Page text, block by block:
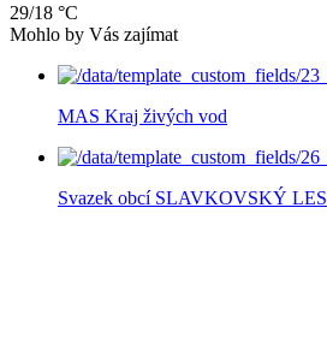
29/18 °C
Mohlo by Vás zajímat
MAS Kraj živých vod
Svazek obcí SLAVKOVSKÝ LES